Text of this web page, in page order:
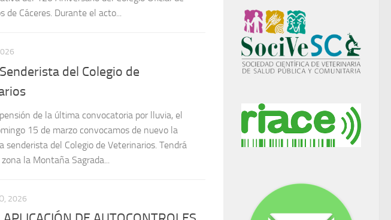
de la última convocatoria por lluvia, el
senderista del Colegio de Veterinarios. Tendrá
la Montaña Sagrada...
Y ESTABLECIMIENTOS